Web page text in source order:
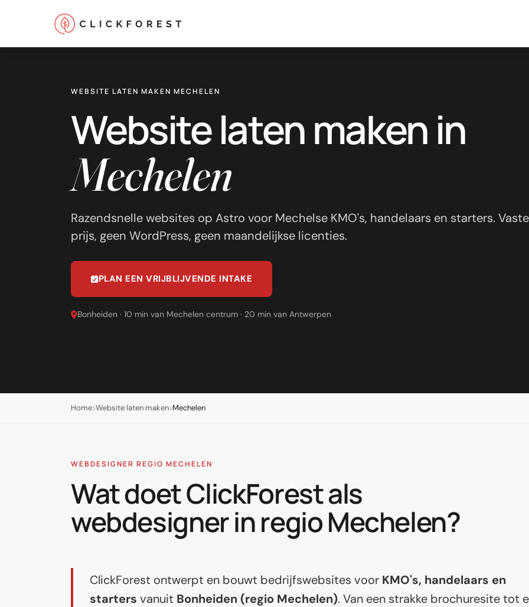
Online marketing
Performance
Leadgeneratie B2B
Shopify e-commerce
Marketing automation
AI content marketing
Software op maat
Website ontwikkeling
WEBSITE LATEN MAKEN MECHELEN
Website laten maken in
Mechelen
Razendsnelle websites op Astro voor Mechelse KMO's, handelaars en starters. Vaste
prijs, geen WordPress, geen maandelijkse licenties.
PLAN EEN VRIJBLIJVENDE INTAKE
Bonheiden · 10 min van Mechelen centrum · 20 min van Antwerpen
Home Website laten maken Mechelen
WEBDESIGNER REGIO MECHELEN
Wat doet ClickForest als
webdesigner in regio Mechelen?
ClickForest ontwerpt en bouwt bedrijfswebsites voor KMO's, handelaars en
starters vanuit Bonheiden (regio Mechelen). Van een strakke brochuresite tot